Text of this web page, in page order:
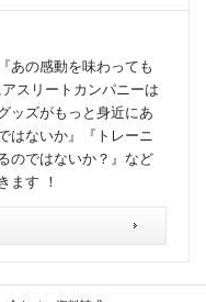
あの感動を味わっても
スリートカンパニーは
ッズがもっと身近にあ
はないか』『トレーニ
のではないか？』など
ます ！